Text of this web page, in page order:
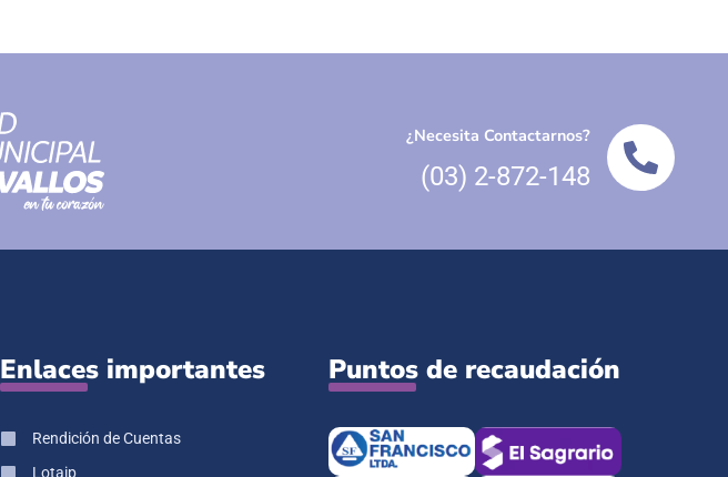
¿Necesita Contactarnos?
(03) 2-872-148
Enlaces importantes
Rendición de Cuentas
Lotaip
Puntos de recaudación